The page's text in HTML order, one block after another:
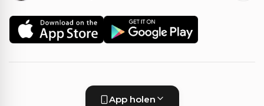
App holen